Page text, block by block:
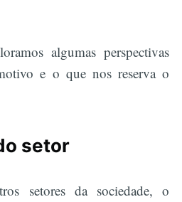
algumas perspectivas
e o que nos reserva o
setor
setores da sociedade, o